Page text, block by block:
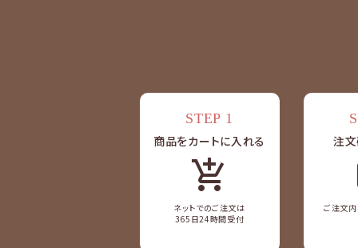
STEP 1
商品をカートに入れる
add_shopping_cart
ネットでのご注文は
365日24時間受付
注
ご注文